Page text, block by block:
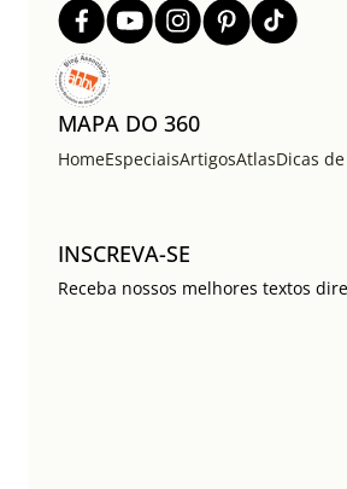
MAPA DO 360
HomeEspeciaisArtigosAtlasDicas
INSCREVA-SE
Receba nossos melhores textos